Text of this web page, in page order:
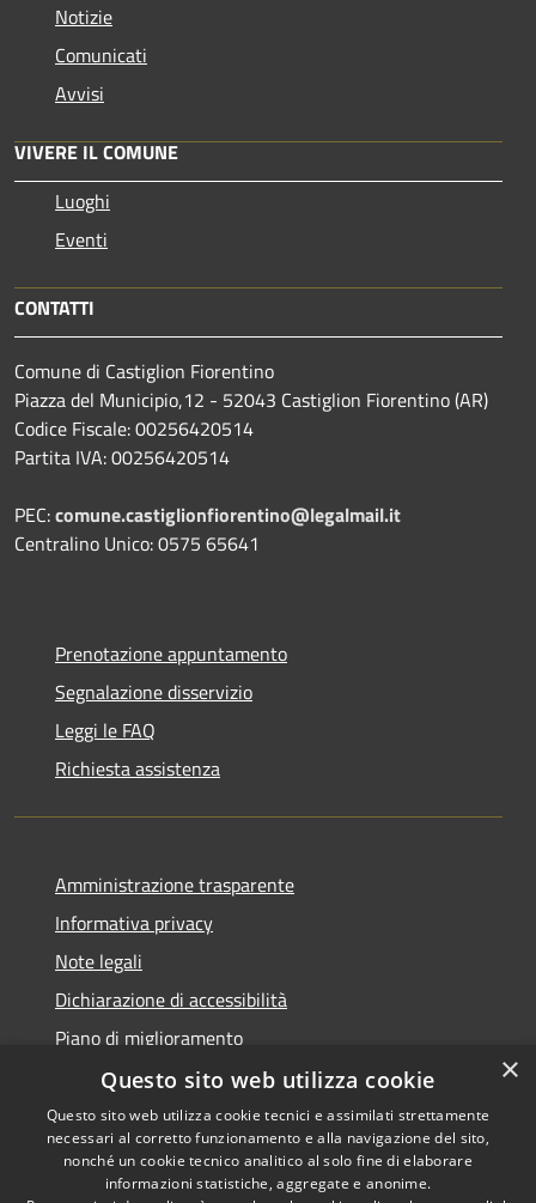
Notizie
Comunicati
Avvisi
VIVERE IL COMUNE
Luoghi
Eventi
CONTATTI
Comune di Castiglion Fiorentino
Piazza del Municipio,12 - 52043 Castiglion Fiorentino (AR)
Codice Fiscale: 00256420514
Partita IVA: 00256420514
PEC:comune.castiglionfiorentino@legalmail.it
Centralino Unico: 0575 65641
Prenotazione appuntamento
Segnalazione disservizio
Leggi le FAQ
Richiesta assistenza
Amministrazione trasparente
Informativa privacy
Note legali
Dichiarazione di accessibilità
Piano di miglioramento
Accessibilità
Copyright © 2026 • Comune di
Castiglion Fiorentino •
×
Questo sito web utilizza cookie
Questo sito web utilizza cookie tecnici e assimilati strettamente
necessari al corretto funzionamento e alla navigazione del sito,
nonché un cookie tecnico analitico al solo fine di elaborare
informazioni statistiche, aggregate e anonime.